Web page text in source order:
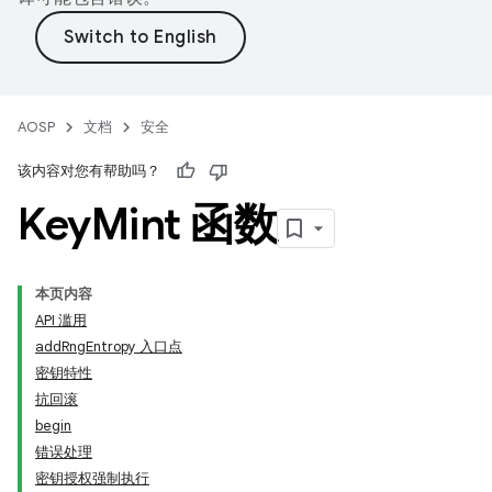
AOSP 文档 安全
该内容对您有帮助吗？
KeyMint 函数
本页内容
API 滥用
addRngEntropy 入口点
密钥特性
抗回滚
begin
错误处理
密钥授权强制执行